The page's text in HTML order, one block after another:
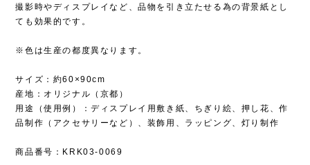
撮影時やディスプレイなど、品物を引き立たせる為の背景紙とし
ても効果的です。
※色は生産の都度異なります。
サイズ：約60×90cm
産地：オリジナル（京都）
用途（使用例）：ディスプレイ用敷き紙、ちぎり絵、押し花、作
品制作（アクセサリーなど）、装飾用、ラッピング、灯り制作
商品番号：KRK03-0069